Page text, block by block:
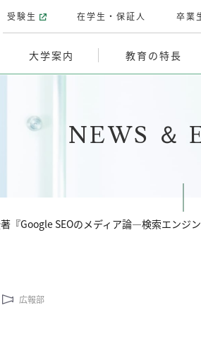
大学案内 教育の特長
受験生 在学生・保証人 卒業
NEWS ＆
『Google SEOのメディア論—検索エンジ
広報部